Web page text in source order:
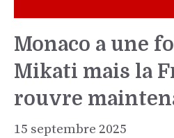
Monaco a une
Mikati mais la
rouvre
15 septembre 2025